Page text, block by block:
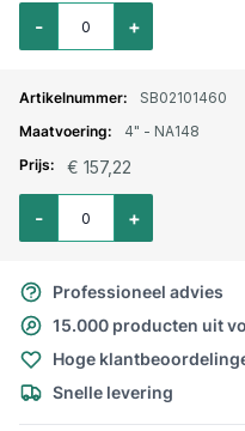
Aantal voor Storz lm.
+
-
SB02101460
4" - NA148
€ 157,22
Aantal voor Storz lm.
+
-
Professioneel advies
15.000 producten uit
Hoge
Snelle levering